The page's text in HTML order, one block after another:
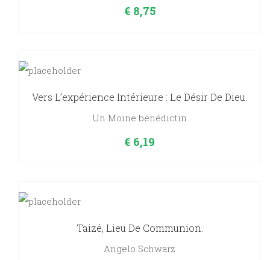
€8,75
Vers L’expérience Intérieure : Le Désir De Dieu.
Un Moine bénédictin
€ 6,19
Taizé, Lieu De Communion.
Angelo Schwarz